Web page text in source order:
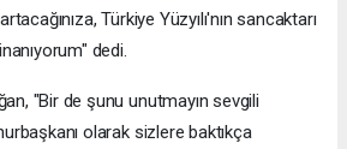
Türkiye Yüzyılı'nın sancaktarı
dedi.
"Bir de şunu unutmayın sevgili
olarak sizlere baktıkça